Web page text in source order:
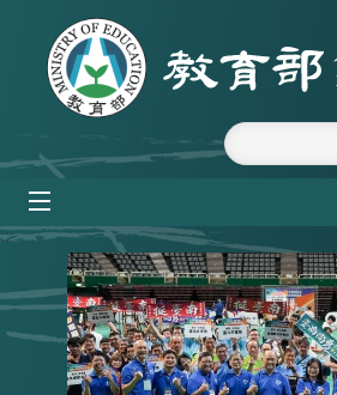
跳到主要內容區塊
:::